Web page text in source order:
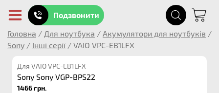
Подзвонити
Головна / Для ноутбука / Акумулятори для ноутбуків /
Sony / Інші серії / VAIO VPC-EB1LFX
Для VAIO VPC-EB1LFX
Sony Sony VGP-BPS22
1466 грн.